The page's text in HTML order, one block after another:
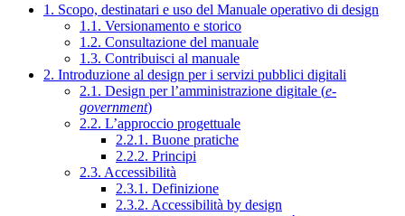
1. Scopo, destinatari e uso del Manuale operativo di design
1.1. Versionamento e storico
1.2. Consultazione del manuale
1.3. Contribuisci al manuale
2. Introduzione al design per i servizi pubblici digitali
2.1. Design per l’amministrazione digitale (e-
government)
2.2. L’approccio progettuale
2.2.1. Buone pratiche
2.2.2. Principi
2.3. Accessibilità
2.3.1. Definizione
2.3.2. Accessibilità by design